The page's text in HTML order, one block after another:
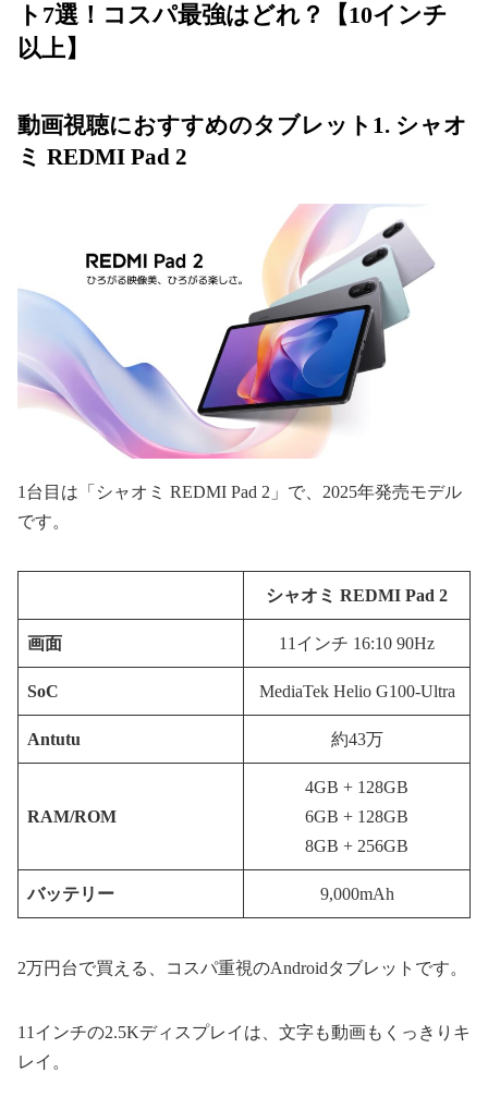
ト7選！コスパ最強はどれ？【10インチ
以上】
動画視聴におすすめのタブレット1. シャオ
ミ REDMI Pad 2
1台目は「シャオミ REDMI Pad 2」で、2025年発売モデル
です。
シャオミ REDMI Pad 2
画面 11インチ 16:10 90Hz
SoC MediaTek Helio G100-Ultra
Antutu 約43万
RAM/ROM
4GB + 128GB
6GB + 128GB
8GB + 256GB
バッテリー 9,000mAh
2万円台で買える、コスパ重視のAndroidタブレットです。
11インチの2.5Kディスプレイは、文字も動画もくっきりキ
レイ。